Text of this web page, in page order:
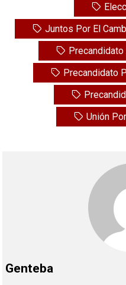
Juntos Por El
Precandidato
Unión
Genteba